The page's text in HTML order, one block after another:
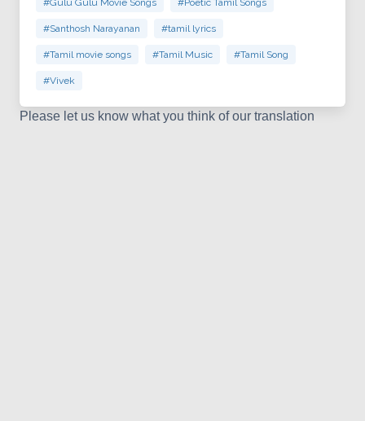
#Gulu Gulu Movie Songs #Poetic Tamil Songs
#Santhosh Narayanan #tamil lyrics
#Tamil movie songs #Tamil Music #Tamil Song
#Vivek
Please let us know what you think of our translation